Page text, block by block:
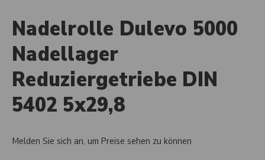
Nadelrolle Dulevo 5000
Nadellager
Reduziergetriebe DIN
5402 5x29,8
Melden Sie sich an, um Preise sehen zu können